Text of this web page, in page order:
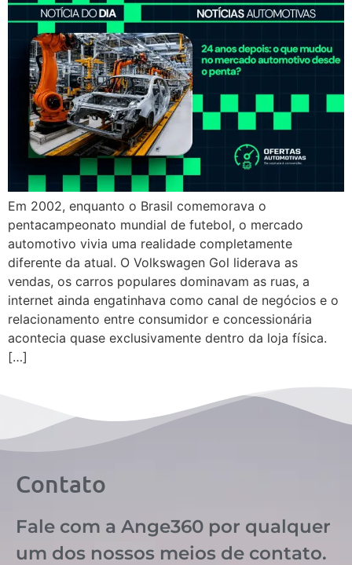
Em 2002, enquanto o Brasil comemorava o
pentacampeonato mundial de futebol, o mercado
automotivo vivia uma realidade completamente
diferente da atual. O Volkswagen Gol liderava as
vendas, os carros populares dominavam as ruas, a
internet ainda engatinhava como canal de negócios e o
relacionamento entre consumidor e concessionária
acontecia quase exclusivamente dentro da loja física.
[…]
Contato
Fale com a Ange360 por qualquer
um dos nossos meios de contato.